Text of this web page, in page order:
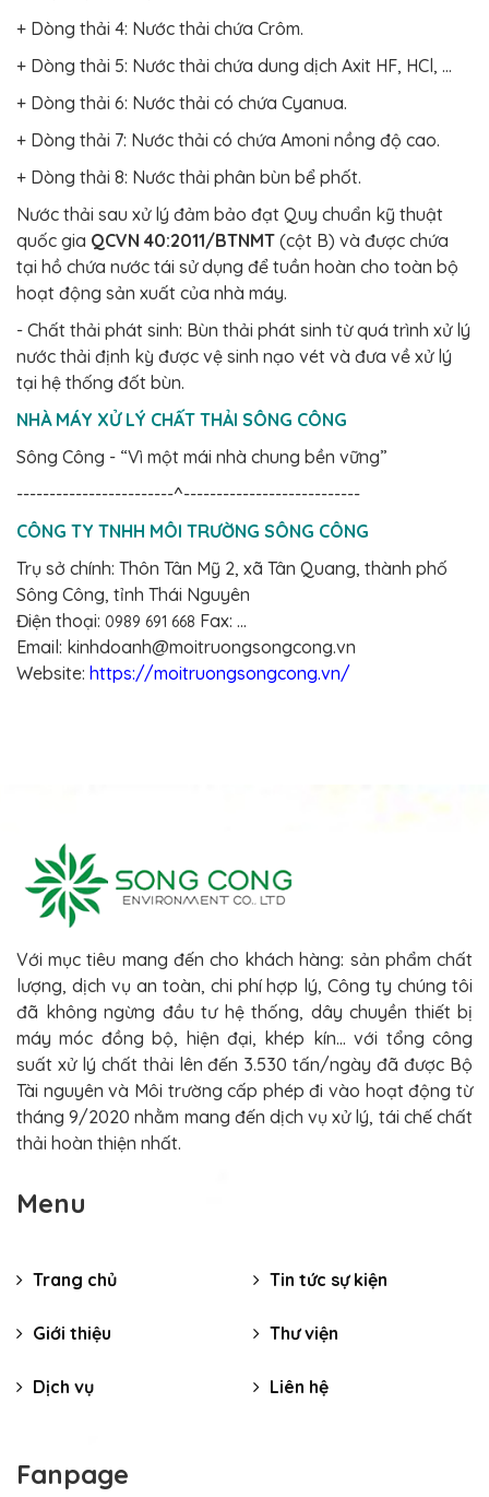
+ Dòng thải 4: Nước thải chứa Crôm.
+ Dòng thải 5: Nước thải chứa dung dịch Axit HF, HCl, …
+ Dòng thải 6: Nước thải có chứa Cyanua.
+ Dòng thải 7: Nước thải có chứa Amoni nồng độ cao.
+ Dòng thải 8: Nước thải phân bùn bể phốt.
Nước thải sau xử lý đảm bảo đạt Quy chuẩn kỹ thuật
quốc gia QCVN 40:2011/BTNMT (cột B) và được chứa
tại hồ chứa nước tái sử dụng để tuần hoàn cho toàn bộ
hoạt động sản xuất của nhà máy.
- Chất thải phát sinh: Bùn thải phát sinh từ quá trình xử lý
nước thải định kỳ được vệ sinh nạo vét và đưa về xử lý
tại hệ thống đốt bùn.
NHÀ MÁY XỬ LÝ CHẤT THẢI SÔNG CÔNG
Sông Công - “Vì một mái nhà chung bền vững”
------------------------^---------------------------
CÔNG TY TNHH MÔI TRƯỜNG SÔNG CÔNG
Trụ sở chính: Thôn Tân Mỹ 2, xã Tân Quang, thành phố
Sông Công, tỉnh Thái Nguyên
Điện thoại: 0989 691 668 Fax: ...
Email: kinhdoanh@moitruongsongcong.vn
Website: https://moitruongsongcong.vn/
Với mục tiêu mang đến cho khách hàng: sản phẩm chất
lượng, dịch vụ an toàn, chi phí hợp lý, Công ty chúng tôi
đã không ngừng đầu tư hệ thống, dây chuyền thiết bị
máy móc đồng bộ, hiện đại, khép kín... với tổng công
suất xử lý chất thải lên đến 3.530 tấn/ngày đã được Bộ
Tài nguyên và Môi trường cấp phép đi vào hoạt động từ
tháng 9/2020 nhằm mang đến dịch vụ xử lý, tái chế chất
thải hoàn thiện nhất.
Menu
Trang chủ
Giới thiệu
Dịch vụ
Tin tức sự kiện
Thư viện
Liên hệ
Fanpage